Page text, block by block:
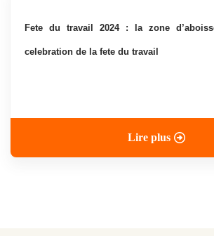
fete du travail 2024 : la zone d’aboisso participe a la
celebration de la fete du travail
Lire plus